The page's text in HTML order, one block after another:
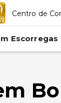
Centro de
Escorregas